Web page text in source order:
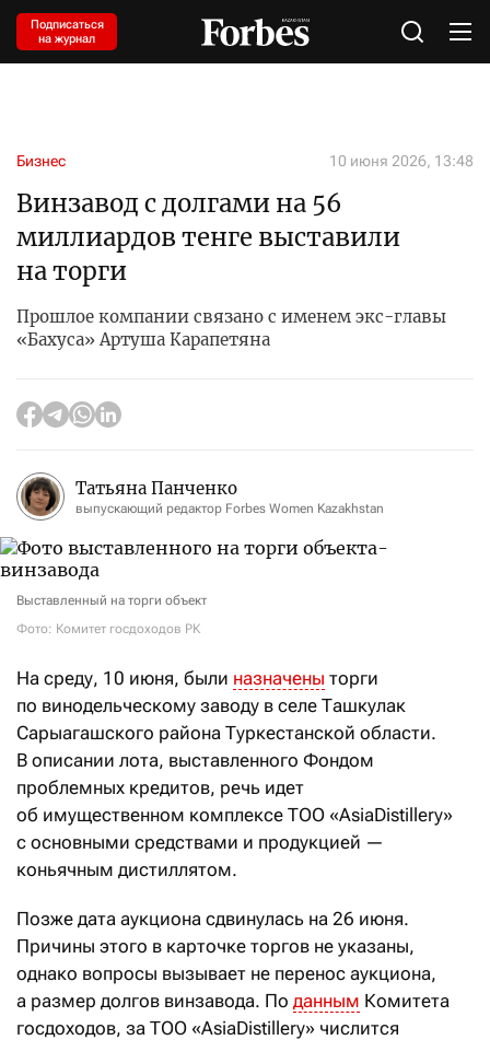
Подписаться
на журнал
Бизнес 10 июня 2026, 13:48
Винзавод с долгами на 56
миллиардов тенге выставили
на торги
Прошлое компании связано с именем экс-главы
«Бахуса» Артуша Карапетяна
Татьяна Панченко
выпускающий редактор Forbes Women Kazakhstan
Выставленный на торги объект
Фото: Комитет госдоходов РК
На среду, 10 июня, были назначены торги
по винодельческому заводу в селе Ташкулак
Сарыагашского района Туркестанской области.
В описании лота, выставленного Фондом
проблемных кредитов, речь идет
об имущественном комплексе ТОО «AsiaDistillery»
с основными средствами и продукцией —
коньячным дистиллятом.
Позже дата аукциона сдвинулась на 26 июня.
Причины этого в карточке торгов не указаны,
однако вопросы вызывает не перенос аукциона,
а размер долгов винзавода. По данным Комитета
госдоходов, за ТОО «AsiaDistillery» числится